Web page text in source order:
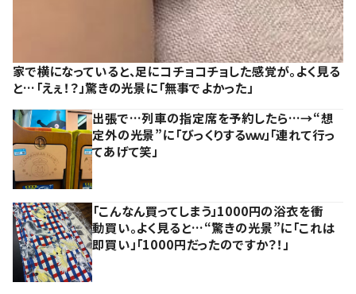
家で横になっていると、足にコチョコチョした感覚が。よく見る
と…「えぇ！？」驚きの光景に「無事でよかった」
出張で…列車の指定席を予約したら…→“想
定外の光景”に「びっくりするｗｗ」「連れて行っ
てあげて笑」
「こんなん買ってしまう」1000円の浴衣を衝
動買い。よく見ると…“驚きの光景”に「これは
即買い」「1000円だったのですか？！」